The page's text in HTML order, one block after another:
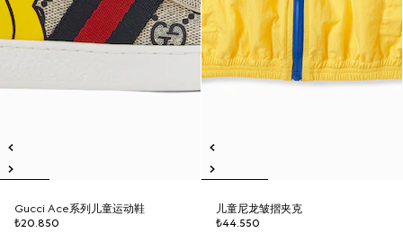
Gucci Ace系列儿童运动鞋
₺20.850
儿童尼龙皱摺夹克
₺44.550